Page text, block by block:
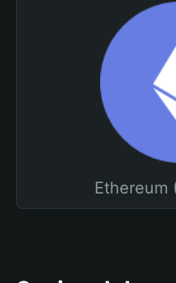
Ethereum